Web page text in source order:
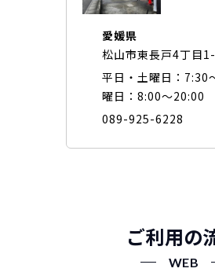
愛媛県
松山市東長戸4丁目
平日・土曜日：7:30
曜日：8:00〜20:00
089-925-6228
ご利用の
WEB